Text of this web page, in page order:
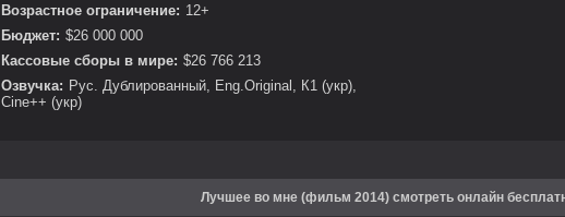
Возрастное ограничение: 12+
Бюджет: $26 000 000
Кассовые сборы в мире: $26 766 213
Озвучка: Рус. Дублированный, Eng.Original, К1 (укр),
Cine++ (укр)
Лучшее во мне (фильм 2014) смотреть онлайн